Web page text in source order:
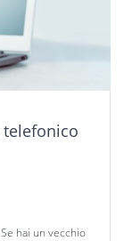
telefonico
hai un vecchio